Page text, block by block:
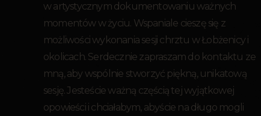
w artystycznym dokumentowaniu ważnych
momentów w życiu. Wspaniale cieszę się z
możliwości wykonania sesji chrztu w Łobżenicy i
okolicach. Serdecznie zapraszam do kontaktu ze
mną, aby wspólnie stworzyć piękną, unikatową
sesję. Jesteście ważną częścią tej wyjątkowej
opowieści i chciałabym, abyście na długo mogli